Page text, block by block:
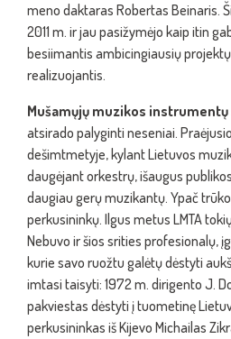
meno daktaras Robertas Beinaris.
2011 m. ir jau pasižymėjo kaip itin
besiimantis ambicingiausių
realizuojantis.
Mušamųjų muzikos instrumentų
atsirado palyginti neseniai.
dešimtmetyje, kylant Lietuvos
daugėjant orkestrų, išaugus
daugiau gerų muzikantų. Ypač
perkusininkų. Ilgus metus LMTA
Nebuvo ir šios srities profesionalų,
kurie savo ruožtu galėtų dėstyti
imtasi taisyti: 1972 m. dirigento J.
pakviestas dėstyti į tuometinę
perkusininkas iš Kijevo Michailas